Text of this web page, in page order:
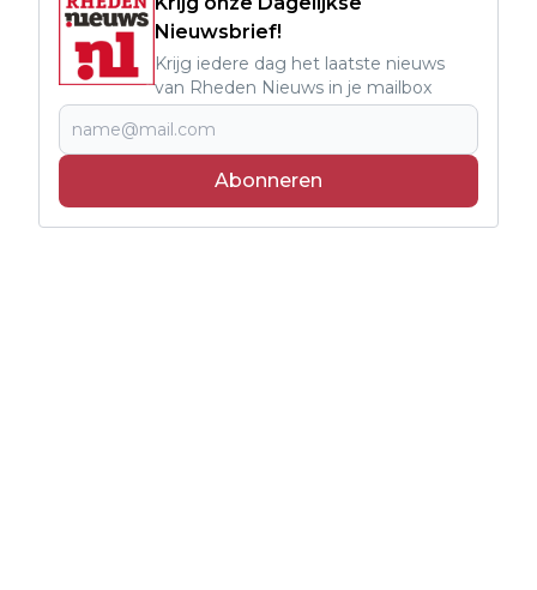
Nieuwsbrief!
Krijg iedere dag het laatste nieuws
van Rheden Nieuws in je mailbox
Abonneren